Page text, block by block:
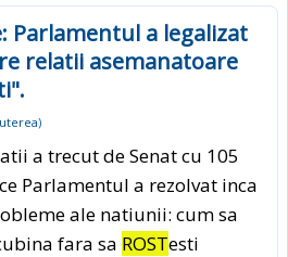
Parlamentul a legalizat
relatii asemanatoare
)
a trecut de Senat cu 105
Parlamentul a rezolvat inca
ale natiunii: cum sa
fara sa ROSTesti